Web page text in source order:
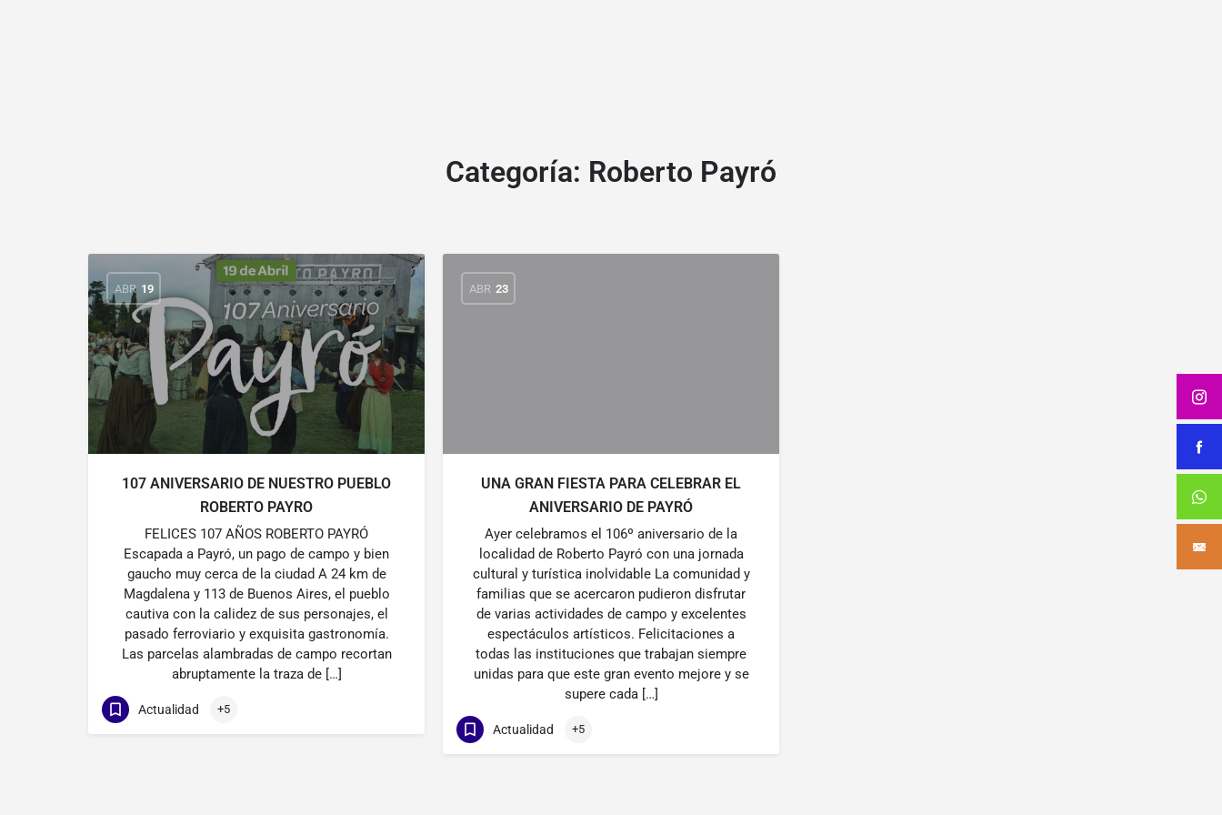
Categoría: Roberto Payró
ABR 19
107 ANIVERSARIO DE NUESTRO PUEBLO
ROBERTO PAYRO
FELICES 107 AÑOS ROBERTO PAYRÓ
Escapada a Payró, un pago de campo y bien
gaucho muy cerca de la ciudad A 24 km de
Magdalena y 113 de Buenos Aires, el pueblo
cautiva con la calidez de sus personajes, el
pasado ferroviario y exquisita gastronomía.
Las parcelas alambradas de campo recortan
abruptamente la traza de […]
Actualidad +5
ABR 23
UNA GRAN FIESTA PARA CELEBRAR EL
ANIVERSARIO DE PAYRÓ
Ayer celebramos el 106º aniversario de la
localidad de Roberto Payró con una jornada
cultural y turística inolvidable La comunidad y
familias que se acercaron pudieron disfrutar
de varias actividades de campo y excelentes
espectáculos artísticos. Felicitaciones a
todas las instituciones que trabajan siempre
unidas para que este gran evento mejore y se
supere cada […]
Actualidad +5